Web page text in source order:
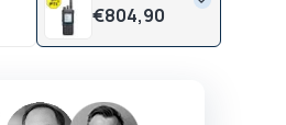
€804,90